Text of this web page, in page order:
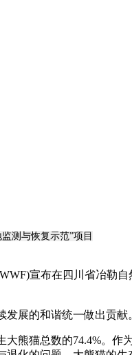
测与恢复示范”项目
宣布在四川省冶勒
展的和谐统一做出贡献
熊猫总数的74.4%。作